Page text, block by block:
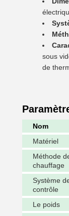
sous
de
Nom
Matériel
Méthode
chauffage
Système
contrôle
Le poids